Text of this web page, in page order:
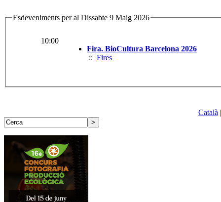
Esdeveniments per al Dissabte 9 Maig 2026
10:00
Fira. BioCultura Barcelona 2026
:: Fires
Català